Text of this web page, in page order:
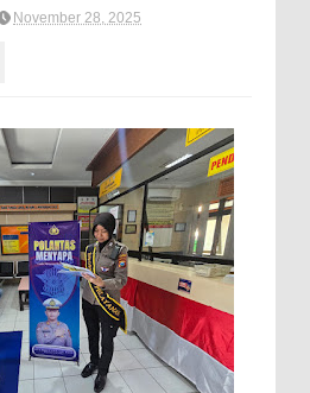
November 28, 2025